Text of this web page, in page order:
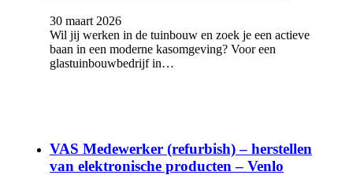
30 maart 2026
Wil jij werken in de tuinbouw en zoek je een actieve
baan in een moderne kasomgeving? Voor een
glastuinbouwbedrijf in…
VAS Medewerker (refurbish) – herstellen
van elektronische producten – Venlo